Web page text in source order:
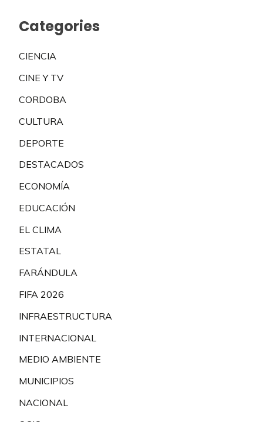
Categories
CIENCIA
CINE Y TV
CORDOBA
CULTURA
DEPORTE
DESTACADOS
ECONOMÍA
EDUCACIÓN
EL CLIMA
ESTATAL
FARÁNDULA
FIFA 2026
INFRAESTRUCTURA
INTERNACIONAL
MEDIO AMBIENTE
MUNICIPIOS
NACIONAL